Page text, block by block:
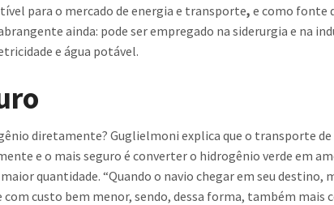
para o mercado de energia e transporte, e como fonte
ainda: pode ser empregado na siderurgia e na
e água potável.
diretamente? Guglielmoni explica que o transporte
e o mais seguro é converter o hidrogênio verde em
quantidade. “Quando o navio chegar em seu
custo bem menor, sendo, dessa forma, também mais